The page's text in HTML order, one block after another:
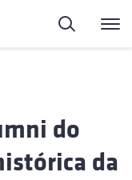
Pesquisa
do
da